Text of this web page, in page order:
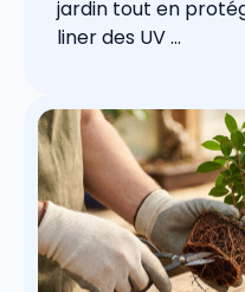
jardin tout en
liner des UV ...